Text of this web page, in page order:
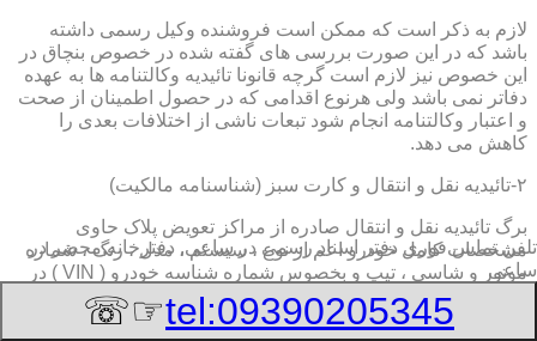
لازم به ذکر است که ممکن است فروشنده وکیل رسمی داشته
باشد که در این صورت بررسی های گفته شده در خصوص بنچاق در
این خصوص نیز لازم است گرچه قانونا تائیدیه وکالتنامه ها به عهده
دفاتر نمی باشد ولی هرنوع اقدامی که در حصول اطمینان از صحت
و اعتبار وکالتنامه انجام شود تبعات ناشی از اختلافات بعدی را
کاهش می دهد.
۲-تائیدیه نقل و انتقال و کارت سبز (شناسنامه مالکیت)
برگ تائیدیه نقل و انتقال صادره از مراکز تعویض پلاک حاوی
مشخصات کامل خودرو اعم از نوع ، سیستم ، مدل ، رنگ ، شماره
موتور و شاسی ، تیپ و بخصوس شماره شناسه خودرو ( VIN ) در
صدر صفحه و مشخصات فروشنده و خریدار اعم از مشخصات
سجلی و شماره ملی و کدپستی و آدرس و شماره انتظامی
تلفن تماس فوری دفتر اسناد رسمی در ساعی, دفترخانه,محضر در
ساعی
tel:09390205345
☞☏